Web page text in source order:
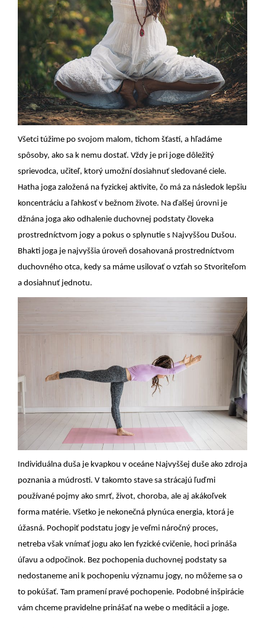
Všetci túžime po svojom malom, tichom šťastí, a hľadáme
spôsoby, ako sa k nemu dostať. Vždy je pri joge dôležitý
sprievodca, učiteľ, ktorý umožní dosiahnuť sledované ciele.
Hatha joga založená na fyzickej aktivite, čo má za následok lepšiu
koncentráciu a ľahkosť v bežnom živote. Na ďalšej úrovni je
džnána joga ako odhalenie duchovnej podstaty človeka
prostredníctvom jogy a pokus o splynutie s Najvyššou Dušou.
Bhakti joga je najvyššia úroveň dosahovaná prostredníctvom
duchovného otca, kedy sa máme usilovať o vzťah so Stvoriteľom
a dosiahnuť jednotu.
Individuálna duša je kvapkou v oceáne Najvyššej duše ako zdroja
poznania a múdrosti. V takomto stave sa strácajú ľuďmi
používané pojmy ako smrť, život, choroba, ale aj akákoľvek
forma matérie. Všetko je nekonečná plynúca energia, ktorá je
úžasná. Pochopiť podstatu jogy je veľmi náročný proces,
netreba však vnímať jogu ako len fyzické cvičenie, hoci prináša
úľavu a odpočinok. Bez pochopenia duchovnej podstaty sa
nedostaneme ani k pochopeniu významu jogy, no môžeme sa o
to pokúšať. Tam pramení pravé pochopenie. Podobné inšpirácie
vám chceme pravidelne prinášať na webe o meditácii a joge.